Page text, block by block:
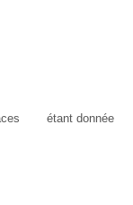
étant donnée